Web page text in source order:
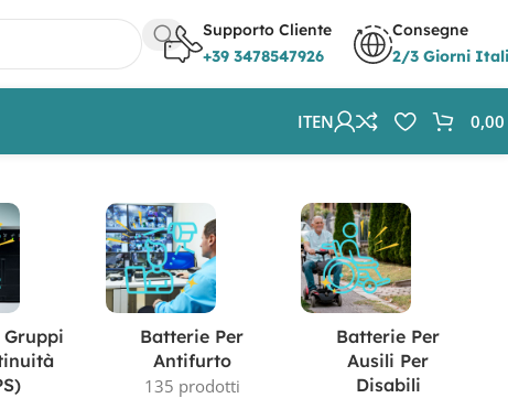
Supporto Cliente
+39 3478547926
Consegne
2/3 Giorni
ITEN
0,00
Batterie Per
Antifurto
135 prodotti
Batterie Per
Ausili Per
Disabili